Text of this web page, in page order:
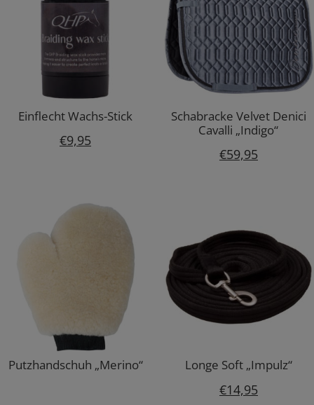
Einflecht Wachs-Stick
€9,95
Schabracke Velvet Denici
Cavalli „Indigo“
€59,95
Putzhandschuh „Merino“ Longe Soft „Impulz“
€14,95